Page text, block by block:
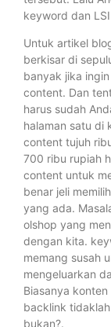
keyword dan
Untuk artikel
berkisar di
banyak jika
content. Dan
harus sudah
halaman satu di
content tujuh
700 ribu rupiah
content untuk
benar jeli
yang ada.
olshop yang
dengan kita.
memang susah
mengeluarkan
Biasanya
backlink
bukan?.